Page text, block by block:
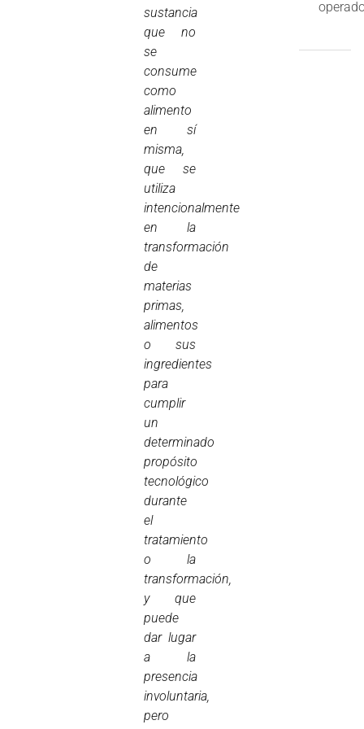
sustancia
que no
se
consume
como
alimento
en sí
misma,
que se
utiliza
intencionalmente
en la
transformación
de
materias
primas,
alimentos
o sus
ingredientes
para
cumplir
un
determinado
propósito
tecnológico
durante
el
tratamiento
o la
transformación,
y que
puede
dar lugar
a la
presencia
involuntaria,
pero